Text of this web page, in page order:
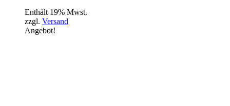
Enthält 19% Mwst.
zzgl. Versand
Angebot!